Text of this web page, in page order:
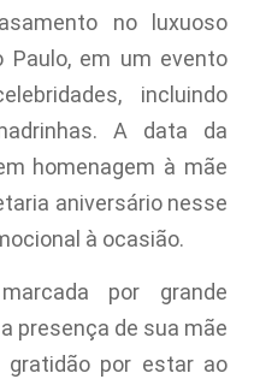
no luxuoso
Paulo, em um evento
incluindo
A data da
homenagem à mãe
aniversário nesse
à ocasião.
por grande
presença de sua mãe
gratidão por estar ao